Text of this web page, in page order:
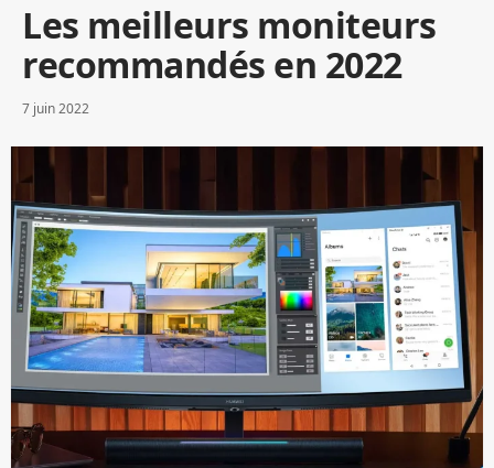
Les meilleurs moniteurs
recommandés en 2022
7 juin 2022